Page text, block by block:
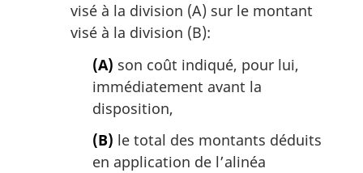
visé à la division (A) sur le montant
visé à la division (B):
(A) son coût indiqué, pour lui,
immédiatement avant la
disposition,
(B) le total des montants déduits
en application de l’alinéa